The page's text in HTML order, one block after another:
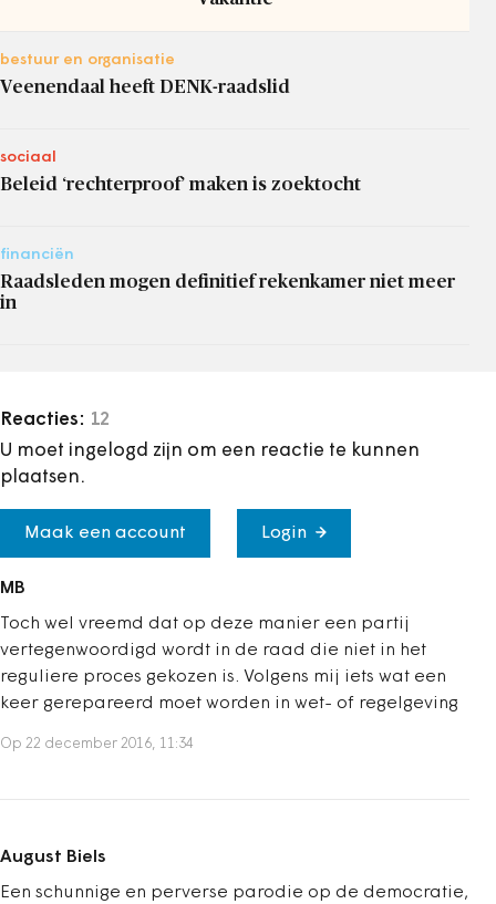
bestuur en organisatie
Veenendaal heeft DENK-raadslid
sociaal
Beleid ‘rechterproof’ maken is zoektocht
financiën
Raadsleden mogen definitief rekenkamer niet meer
in
Reacties: 12
U moet ingelogd zijn om een reactie te kunnen
plaatsen.
Maak een account Login
MB
Toch wel vreemd dat op deze manier een partij
vertegenwoordigd wordt in de raad die niet in het
reguliere proces gekozen is. Volgens mij iets wat een
keer gerepareerd moet worden in wet- of regelgeving
Op 22 december 2016, 11:34
August Biels
Een schunnige en perverse parodie op de democratie,